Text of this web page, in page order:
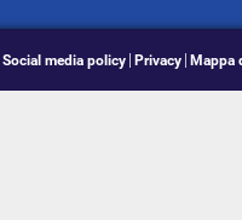
Social media policy Privacy Mappa